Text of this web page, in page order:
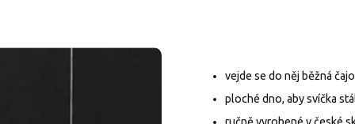
vejde se do něj běžná
ploché dno, aby svíčka